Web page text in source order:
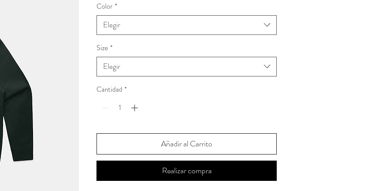
Color *
Elegir
Size *
Elegir
Cantidad *
Añadir al Carrito
Realizar compra